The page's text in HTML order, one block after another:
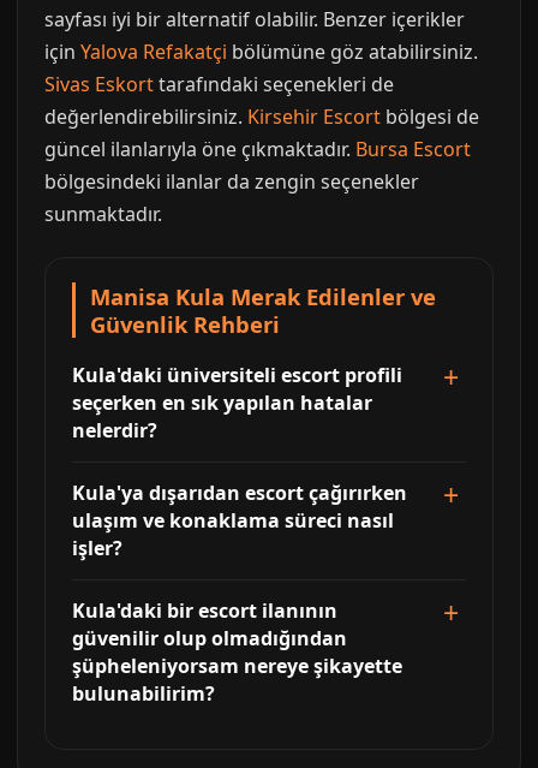
sayfası iyi bir alternatif olabilir. Benzer içerikler
için Yalova Refakatçi bölümüne göz atabilirsiniz.
Sivas Eskorttarafındaki seçenekleri de
değerlendirebilirsiniz. Kirsehir Escort bölgesi de
güncel ilanlarıyla öne çıkmaktadır. Bursa Escort
bölgesindeki ilanlar da zengin seçenekler
sunmaktadır.
Manisa Kula Merak Edilenler ve
Güvenlik Rehberi
Kula'daki üniversiteli escort profili
seçerken en sık yapılan hatalar
nelerdir?
Kula'ya dışarıdan escort çağırırken
ulaşım ve konaklama süreci nasıl
işler?
Kula'daki bir escort ilanının
güvenilir olup olmadığından
şüpheleniyorsam nereye şikayette
bulunabilirim?